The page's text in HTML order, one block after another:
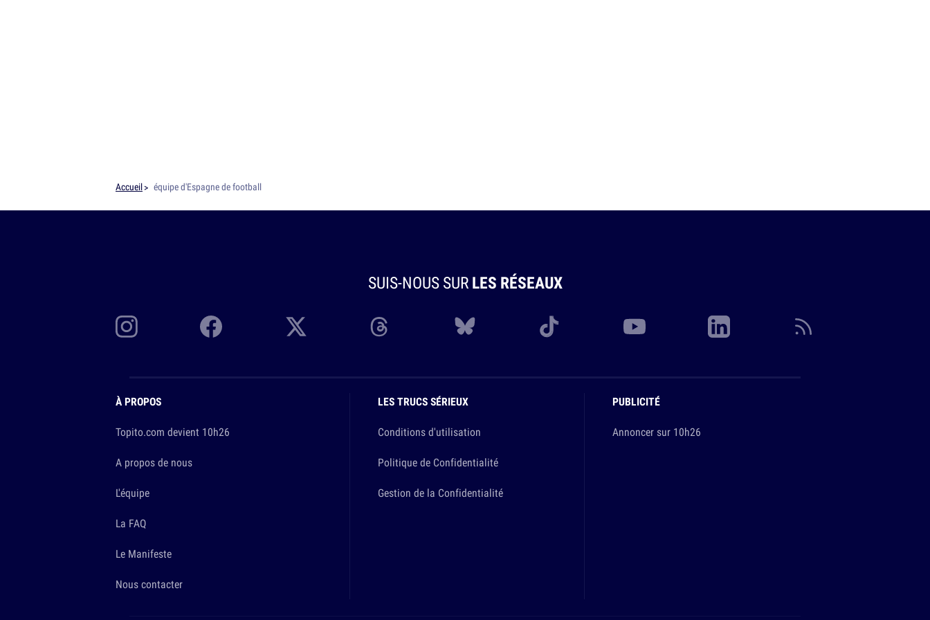
Accueil équipe d'Espagne de football
SUIS-NOUS SURLES RÉSEAUX
À PROPOS
Topito.com devient 10h26
A propos de nous
L'équipe
La FAQ
Le Manifeste
Nous contacter
LES TRUCS SÉRIEUX
Conditions d'utilisation
Politique de Confidentialité
Gestion de la Confidentialité
PUBLICITÉ
Annoncer sur 10h26